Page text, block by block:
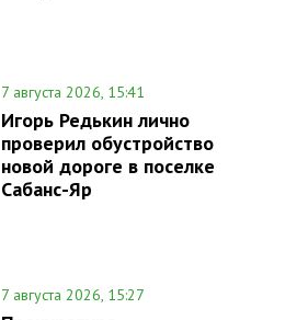
7 августа 2026, 15:41
Игорь Редькин лично
проверил обустройство
новой дороге в поселке
Сабанс-Яр
7 августа 2026, 15:27